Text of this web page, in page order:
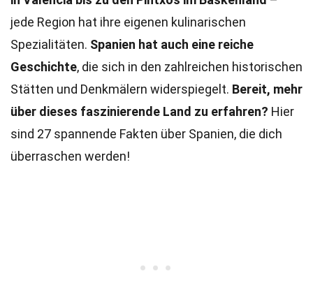
jede Region hat ihre eigenen kulinarischen
Spezialitäten. Spanien hat auch eine reiche
Geschichte, die sich in den zahlreichen historischen
Stätten und Denkmälern widerspiegelt. Bereit, mehr
über dieses faszinierende Land zu erfahren? Hier
sind 27 spannende Fakten über Spanien, die dich
überraschen werden!